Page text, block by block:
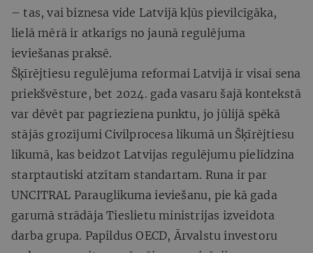
– tas, vai biznesa vide Latvijā kļūs pievilcīgāka,
lielā mērā ir atkarīgs no jaunā regulējuma
ieviešanas praksē.
Šķīrējtiesu regulējuma reformai Latvijā ir visai sena
priekšvēsture, bet 2024. gada vasaru šajā kontekstā
var dēvēt par pagrieziena punktu, jo jūlijā spēkā
stājās grozījumi Civilprocesa likumā un Šķīrējtiesu
likumā, kas beidzot Latvijas regulējumu pielīdzina
starptautiski atzītam standartam. Runa ir par
UNCITRAL Parauglikuma ieviešanu, pie kā gada
garumā strādāja Tieslietu ministrijas izveidota
darba grupa. Papildus OECD, Ārvalstu investoru